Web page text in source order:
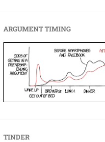
ARGUMENT TIMING
TINDER